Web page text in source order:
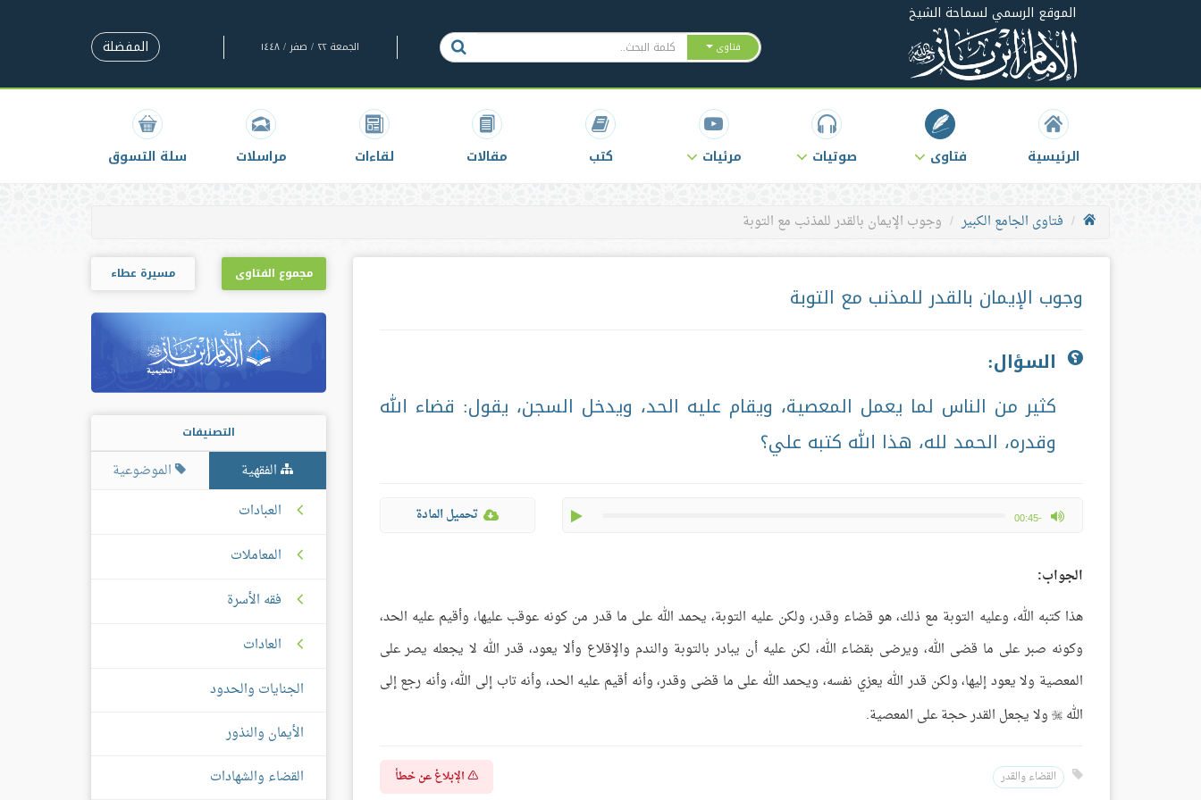
الموقع الرسمي لسماحة الشيخ
فتاوى الجمعة ٢٢ / صفر / ١٤٤٨ المفضلة
الرئيسية فتاوى صوتيات مرئيات كتب مقالات لقاءات مراسلات سلة التسوق
فتاوى الجامع الكبير وجوب الإيمان بالقدر للمذنب مع التوبة
وجوب الإيمان بالقدر للمذنب مع التوبة
السؤال:
كثير من الناس لما يعمل المعصية، ويقام عليه الحد، ويدخل السجن، يقول: قضاء الله
وقدره، الحمد لله، هذا الله كتبه علي؟
-00:45
max volume تحميل المادة
الجواب:
هذا كتبه الله، وعليه التوبة مع ذلك، هو قضاء وقدر، ولكن عليه التوبة، يحمد الله على ما قدر من كونه عوقب عليها، وأقيم عليه الحد،
وكونه صبر على ما قضى الله، ويرضى بقضاء الله، لكن عليه أن يبادر بالتوبة والندم والإقلاع وألا يعود، قدر الله لا يجعله يصر على
المعصية ولا يعود إليها، ولكن قدر الله يعزي نفسه، ويحمد الله على ما قضى وقدر، وأنه أقيم عليه الحد، وأنه تاب إلى الله، وأنه رجع إلى
الله  ولا يجعل القدر حجة على المعصية.
القضاء والقدر الإبلاغ عن خطأ
مجموع الفتاوى مسيرة عطاء
التصنيفات
الفقهية
الموضوعية
العبادات
المعاملات
فقه الأسرة
العادات
الجنايات والحدود
الأيمان والنذور
القضاء والشهادات